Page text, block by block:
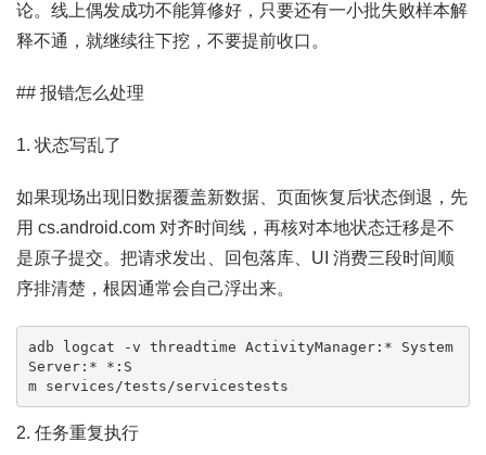
论。线上偶发成功不能算修好，只要还有一小批失败样本解
释不通，就继续往下挖，不要提前收口。
## 报错怎么处理
1. 状态写乱了
如果现场出现旧数据覆盖新数据、页面恢复后状态倒退，先
用 cs.android.com 对齐时间线，再核对本地状态迁移是不
是原子提交。把请求发出、回包落库、UI 消费三段时间顺
序排清楚，根因通常会自己浮出来。
adb logcat -v threadtime ActivityManager:* System
Server:* *:S
m services/tests/servicestests
2. 任务重复执行